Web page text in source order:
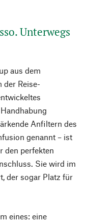
Unterwegs
aus dem
der Reise-
Anfiltern des
genannt – ist
den perfekten
Sie wird im
der sogar Platz für
eines: eine